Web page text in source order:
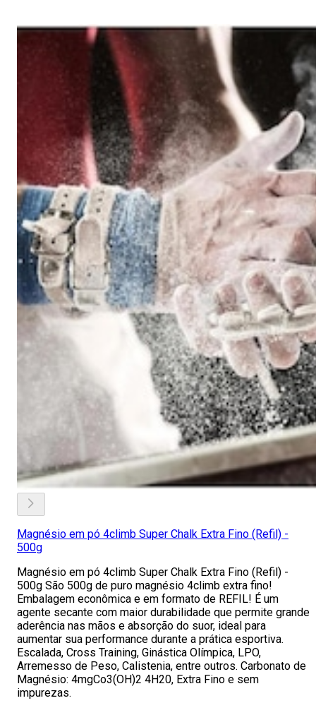
Magnésio em pó 4climb Super Chalk Extra Fino (Refil) -
500g
Magnésio em pó 4climb Super Chalk Extra Fino (Refil) -
500g São 500g de puro magnésio 4climb extra fino!
Embalagem econômica e em formato de REFIL! É um
agente secante com maior durabilidade que permite grande
aderência nas mãos e absorção do suor, ideal para
aumentar sua performance durante a prática esportiva.
Escalada, Cross Training, Ginástica Olímpica, LPO,
Arremesso de Peso, Calistenia, entre outros. Carbonato de
Magnésio: 4mgCo3(OH)2 4H20, Extra Fino e sem
impurezas.